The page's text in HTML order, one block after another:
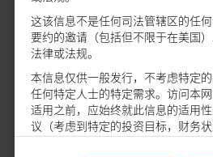
更多资讯
这该信息不是任何司法管辖区的任
要约的邀请（包括但不限于在美国
法律或法规。
本信息仅供一般发行，不考虑特定
任何特定人士的特定需求。访问本
适用之前，应始终就此信息的适用
议（考虑到特定的投资目标，财务
息时的特定需求）。根据信息的依